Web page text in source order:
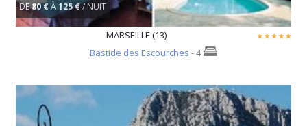
DE80 €À125 €/ NUIT
MARSEILLE (13)
Bastide des Escourches - 4